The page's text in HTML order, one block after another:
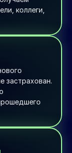
коллеги,
застрахован.